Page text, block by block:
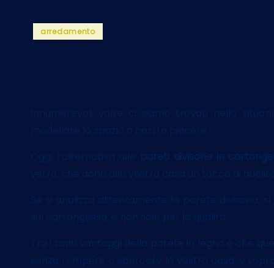
Posted
arredamento
Innumerevoli volte ci siamo trovati nella
modellare lo spazio a nostro piacere.
Oggi l’alternativa alle
pareti divisorie in
vetro, che dona alla vostra casa un tocco di qualità
Se si analizza attentamente la parete divisoria,
sul cartongesso, e non solo per la qualità.
Tra i tanti vantaggi della parete in legno è che
senza rompere o sporcare la vostra casa, e